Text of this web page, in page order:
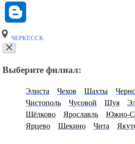
ЧЕРКЕССК
Выберите филиал:
Элиста Чехов Шахты
Чистополь
Чусовой Шуя
Щёлково
Ярославль Южно-
Ярцево
Щекино Чита